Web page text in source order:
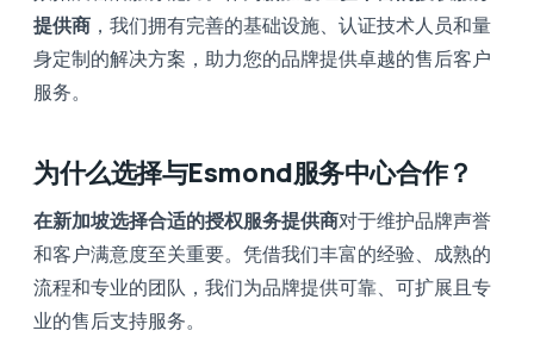
提供商 ，我们拥有完善的基础设施、认证技术人员和量
身定制的解决方案，助力您的品牌提供卓越的售后客户
服务。
为什么选择与Esmond服务中心合作？
在新加坡选择合适的授权服务提供商对于维护品牌声誉
和客户满意度至关重要。凭借我们丰富的经验、成熟的
流程和专业的团队，我们为品牌提供可靠、可扩展且专
业的售后支持服务。